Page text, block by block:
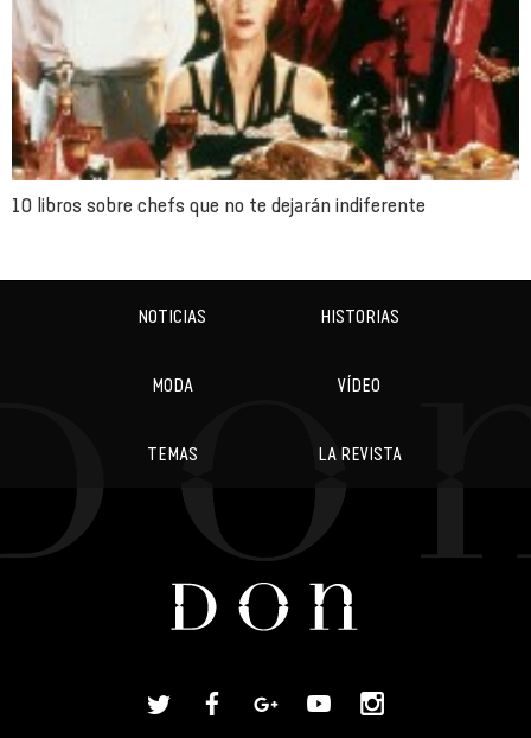
10 libros sobre chefs que no te dejarán indiferente
NOTICIAS HISTORIAS
MODA VÍDEO
TEMAS LA REVISTA